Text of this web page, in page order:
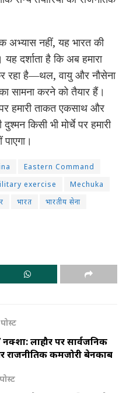
अभ्यास नहीं, यह भारत की
दर्शाता है कि अब हमारा
रहा है—थल, वायु और नौसेना
सामना करने को तैयार हैं।
हमारी ताकत एकसाथ और
किसी भी मोर्चे पर हमारी
Eastern Command
exercise
Mechuka
भारत
भारतीय सेना
नक्शा: लाहौर पर सार्वजनिक
राजनीतिक कमजोरी बेनकाब